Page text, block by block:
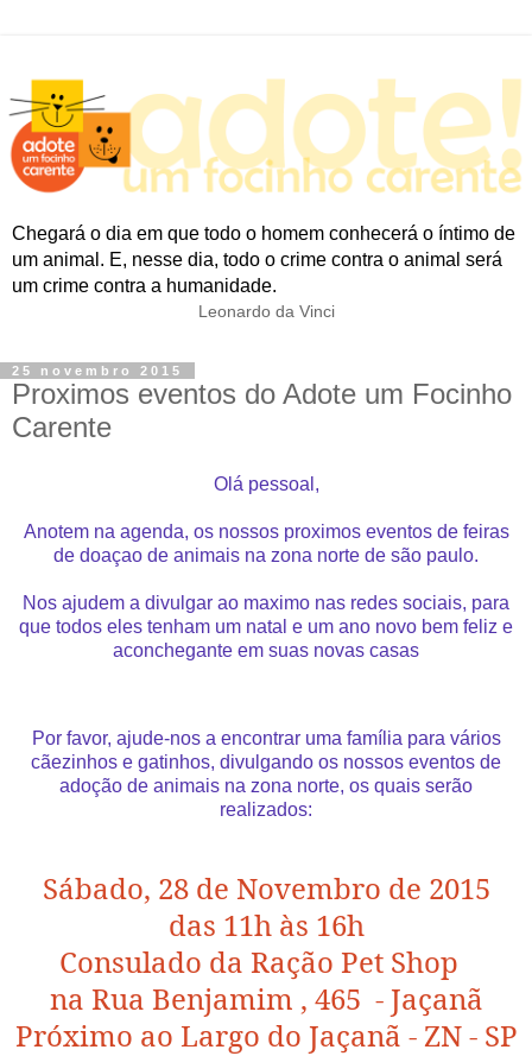
Chegará o dia em que todo o homem conhecerá o íntimo de
um animal. E, nesse dia, todo o crime contra o animal será
um crime contra a humanidade.
Leonardo da Vinci
25 novembro 2015
Proximos eventos do Adote um Focinho
Carente
Olá pessoal,
Anotem na agenda, os nossos proximos eventos de feiras
de doaçao de animais na zona norte de são paulo.
Nos ajudem a divulgar ao maximo nas redes sociais, para
que todos eles tenham um natal e um ano novo bem feliz e
aconchegante em suas novas casas
Por favor, ajude-nos a encontrar uma família para vários
cãezinhos e gatinhos, divulgando os nossos eventos de
adoção de animais na zona norte, os quais serão
realizados:
Sábado, 28 de Novembro de 2015
das 11h às 16h
Consulado da Ração Pet Shop
na Rua Benjamim , 465 - Jaçanã
Próximo ao Largo do Jaçanã -ZN - SP